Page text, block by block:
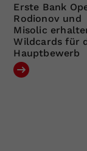
Erste Bank
Rodionov und
Misolic
Wildcards für
Hauptbewerb